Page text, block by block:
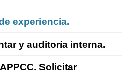
experiencia.
y auditoría interna.
Solicitar